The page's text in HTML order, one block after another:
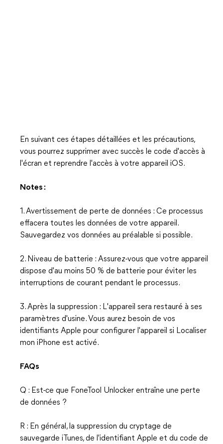
En suivant ces étapes détaillées et les précautions,
vous pourrez supprimer avec succès le code d'accès à
l'écran et reprendre l'accès à votre appareil iOS.
Notes :
1. Avertissement de perte de données : Ce processus
effacera toutes les données de votre appareil.
Sauvegardez vos données au préalable si possible.
2. Niveau de batterie : Assurez-vous que votre appareil
dispose d'au moins 50 % de batterie pour éviter les
interruptions de courant pendant le processus.
3. Après la suppression : L'appareil sera restauré à ses
paramètres d'usine. Vous aurez besoin de vos
identifiants Apple pour configurer l'appareil si Localiser
mon iPhone est activé.
FAQs
Q : Est-ce que FoneTool Unlocker entraîne une perte
de données ?
R : En général, la suppression du cryptage de
sauvegarde iTunes, de l'identifiant Apple et du code de